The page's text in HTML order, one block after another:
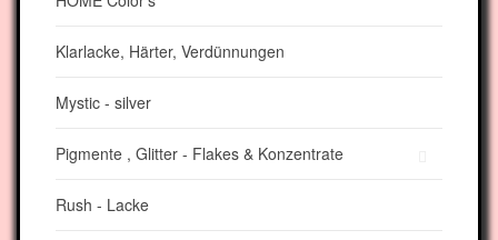
Klarlacke, Härter, Verdünnungen
Mystic - silver
Pigmente , Glitter - Flakes & Konzentrate
Rush - Lacke